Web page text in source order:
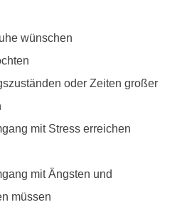
wünschen
oder Zeiten großer
mit Stress erreichen
mit Ängsten und
müssen